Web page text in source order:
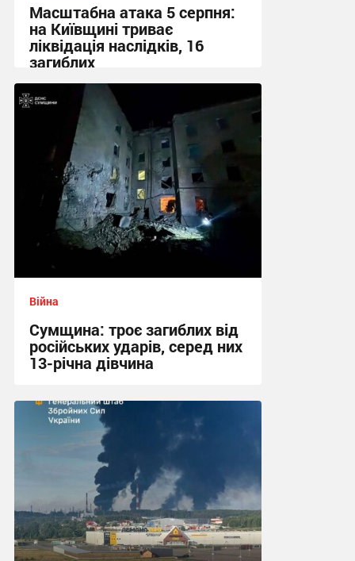
Масштабна атака 5 серпня:
на Київщині триває
ліквідація наслідків, 16
загиблих
13:23 вчора
Війна
Сумщина: троє загиблих від
російських ударів, серед них
13-річна дівчина
11:39 вчора